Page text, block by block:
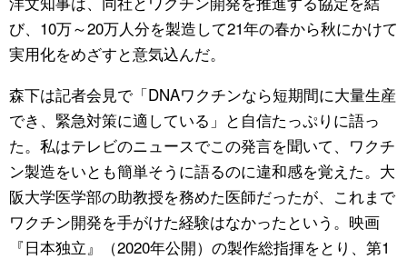
び、10万～20万人分を製造して21年の春から秋にかけて
実用化をめざすと意気込んだ。
森下は記者会見で「DNAワクチンなら短期間に大量生産
でき、緊急対策に適している」と自信たっぷりに語っ
た。私はテレビのニュースでこの発言を聞いて、ワクチ
ン製造をいとも簡単そうに語るのに違和感を覚えた。大
阪大学医学部の助教授を務めた医師だったが、これまで
ワクチン開発を手がけた経験はなかったという。映画
『日本独立』（2020年公開）の製作総指揮をとり、第1